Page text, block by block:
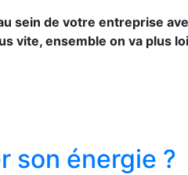
sein de votre entreprise
vite, ensemble on va plus
son énergie ?